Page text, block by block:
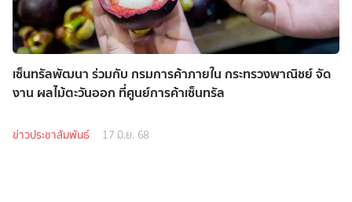
เซ็นทรัลพัฒนา ร่วมกับ กรมการค้าภายใน กระทรวงพาณิชย์ จัด
งาน ผลไม้ตะวันออก ที่ศูนย์การค้าเซ็นทรัล
ข่าวประชาสัมพันธ์ 17 มิ.ย. 68